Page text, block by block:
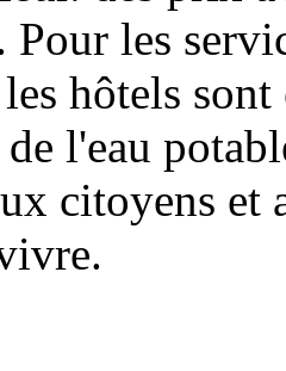
Pour les
hôtels
l'eau
citoyens et